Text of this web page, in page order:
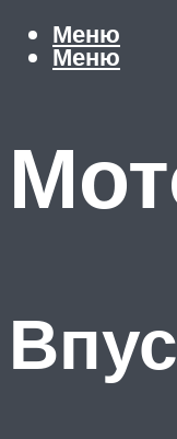
Меню
Меню